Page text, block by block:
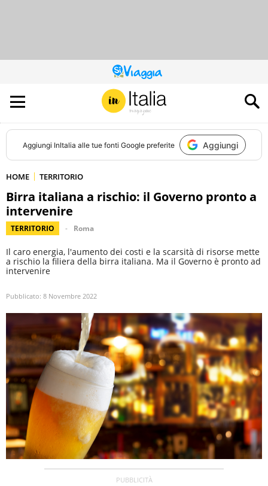
QUESTO
SITO
CONTRIBUISCE
ALL’AUDIENCE
DI
Aggiungi InItalia alle tue fonti Google preferite Aggiungi
HOME TERRITORIO
Birra italiana a rischio: il Governo pronto a
intervenire
TERRITORIO Roma
Il caro energia, l'aumento dei costi e la scarsità di risorse mette
a rischio la filiera della birra italiana. Ma il Governo è pronto ad
intervenire
Pubblicato: 8 Novembre 2022